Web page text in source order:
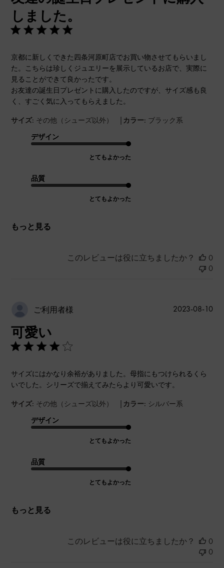
しました。
京都に新しくできた四条河原町店でお買い物させてもらいまし
た。こちらは珍しくジュエリーを展示しているお店で、実際に
見ることができて良かったです。
お友達の誕生日プレゼントに購入したのですが、サイズ感も良
く、すごく気に入ってもらえました。
サイズ: その他（シューズ以外） | カラー: ブラック系
デザイン
とてもよかった
品質
とてもよかった
もっと見る
このレビューは役に立ちましたか？
0
0
ご利用者様
可愛い
サイズにはかなり余裕がありました。母指にもつけられるくら
いでした。シリーズで揃えてみたらより可愛いです。
サイズ: その他（シューズ以外） | カラー: シルバー系
デザイン
とてもよかった
品質
とてもよかった
もっと見る
公
2023-08-10
このレビューは役に立ちましたか？
0
0